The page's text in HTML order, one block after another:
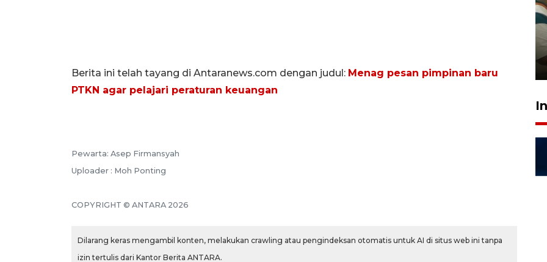
Berita ini telah tayang di Antaranews.com dengan judul: Menag pesan pimpinan baru
PTKN agar pelajari peraturan keuangan
Pewarta: Asep Firmansyah
Uploader : Moh Ponting
COPYRIGHT © ANTARA 2026
Dilarang keras mengambil konten, melakukan crawling atau pengindeksan otomatis untuk AI di situs web ini tanpa
izin tertulis dari Kantor Berita ANTARA.